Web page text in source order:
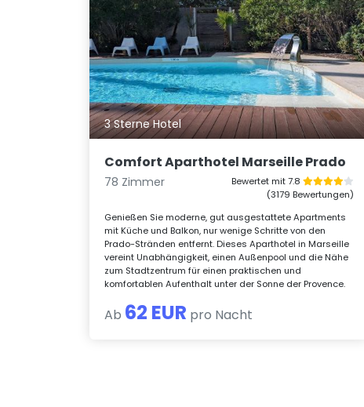
3 Sterne Hotel
Comfort Aparthotel Marseille Prado
78 Zimmer
Bewertet mit 7.8
(3179 Bewertungen)
Genießen Sie moderne, gut ausgestattete Apartments
mit Küche und Balkon, nur wenige Schritte von den
Prado-Stränden entfernt. Dieses Aparthotel in Marseille
vereint Unabhängigkeit, einen Außenpool und die Nähe
zum Stadtzentrum für einen praktischen und
komfortablen Aufenthalt unter der Sonne der Provence.
Ab 62 EUR pro Nacht